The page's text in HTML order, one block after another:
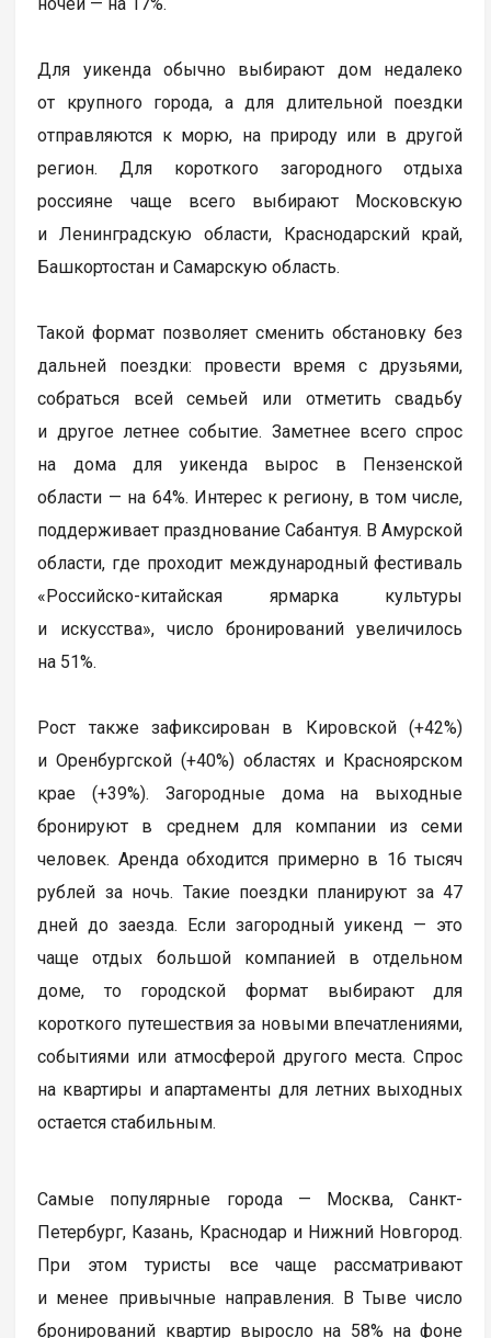
Для уикенда обычно выбирают дом недалеко
от крупного города, а для длительной поездки
отправляются к морю, на природу или в другой
регион. Для короткого загородного отдыха
россияне чаще всего выбирают Московскую
и Ленинградскую области, Краснодарский край,
Башкортостан и Самарскую область.
Такой формат позволяет сменить обстановку без
дальней поездки: провести время с друзьями,
собраться всей семьей или отметить свадьбу
и другое летнее событие. Заметнее всего спрос
на дома для уикенда вырос в Пензенской
области — на 64%. Интерес к региону, в том числе,
поддерживает празднование Сабантуя. В Амурской
области, где проходит международный фестиваль
«Российско-китайская ярмарка культуры
и искусства», число бронирований увеличилось
на 51%.
Рост также зафиксирован в Кировской (+42%)
и Оренбургской (+40%) областях и Красноярском
крае (+39%). Загородные дома на выходные
бронируют в среднем для компании из семи
человек. Аренда обходится примерно в 16 тысяч
рублей за ночь. Такие поездки планируют за 47
дней до заезда. Если загородный уикенд — это
чаще отдых большой компанией в отдельном
доме, то городской формат выбирают для
короткого путешествия за новыми впечатлениями,
событиями или атмосферой другого места. Спрос
на квартиры и апартаменты для летних выходных
остается стабильным.
Самые популярные города — Москва, Санкт-
Петербург, Казань, Краснодар и Нижний Новгород.
При этом туристы все чаще рассматривают
и менее привычные направления. В Тыве число
бронирований квартир выросло на 58% на фоне